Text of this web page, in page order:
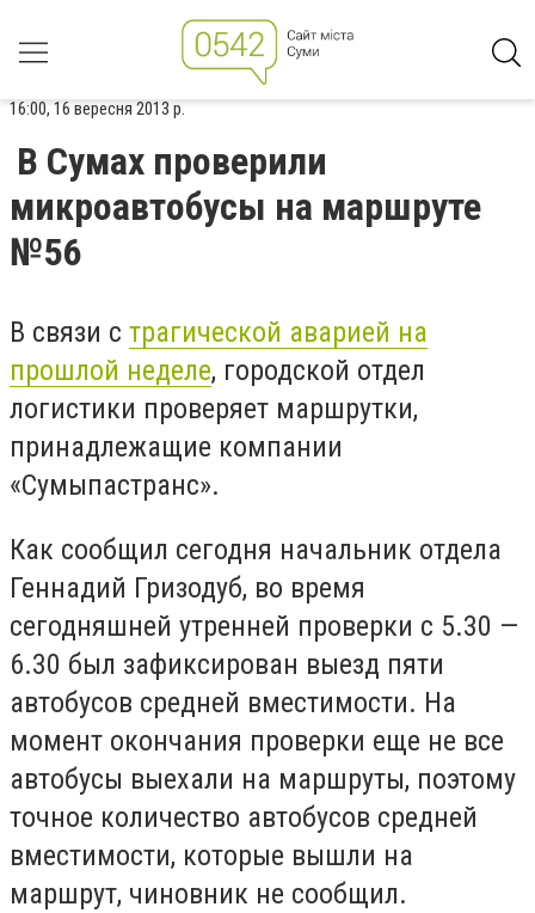
16:00, 16 вересня 2013 р.
В Сумах проверили
микроавтобусы на маршруте
№56
В связи с трагической аварией на
прошлой неделе, городской отдел
логистики проверяет маршрутки,
принадлежащие компании
«Сумыпастранс».
Как сообщил сегодня начальник отдела
Геннадий Гризодуб, во время
сегодняшней утренней проверки с 5.30 —
6.30 был зафиксирован выезд пяти
автобусов средней вместимости. На
момент окончания проверки еще не все
автобусы выехали на маршруты, поэтому
точное количество автобусов средней
вместимости, которые вышли на
маршрут, чиновник не сообщил.